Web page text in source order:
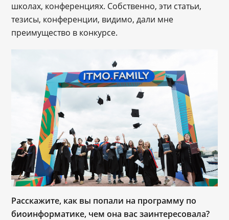
школах, конференциях. Собственно, эти статьи,
тезисы, конференции, видимо, дали мне
преимущество в конкурсе.
Расскажите, как вы попали на программу по
биоинформатике, чем она вас заинтересовала?